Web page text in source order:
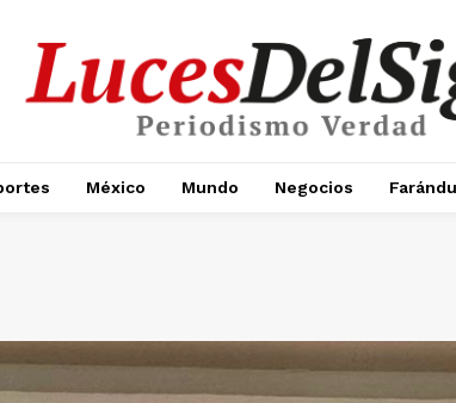
México Mundo Negocios